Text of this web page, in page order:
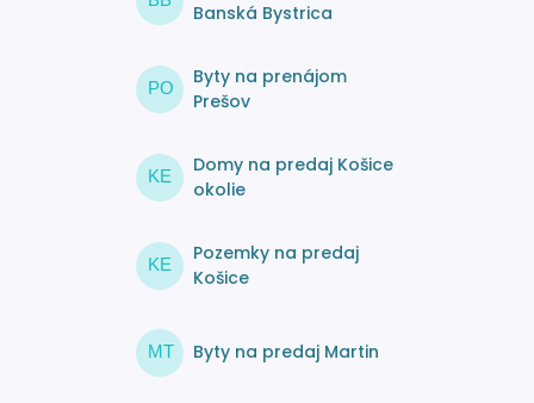
Banská Bystrica
PO
Byty na prenájom
Prešov
KE
Domy na predaj Košice
okolie
KE
Pozemky na predaj
Košice
MT Byty na predaj Martin